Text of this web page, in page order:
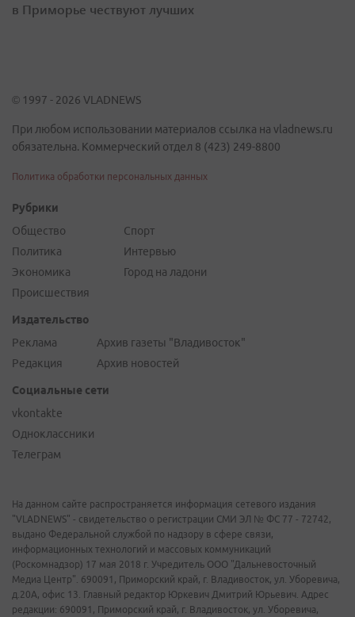
в Приморье чествуют лучших
© 1997 - 2026 VLADNEWS
При любом использовании материалов ссылка на vladnews.ru
обязательна. Коммерческий отдел 8 (423) 249-8800
Политика обработки персональных данных
Рубрики
Общество
Политика
Экономика
Происшествия
Спорт
Интервью
Город на ладони
Издательство
Реклама
Редакция
Архив газеты "Владивосток"
Архив новостей
Социальные сети
vkontakte
Одноклассники
Телеграм
На данном сайте распространяется информация сетевого издания
"VLADNEWS" - свидетельство о регистрации СМИ ЭЛ № ФС 77 - 72742,
выдано Федеральной службой по надзору в сфере связи,
информационных технологий и массовых коммуникаций
(Роскомнадзор) 17 мая 2018 г. Учредитель ООО "Дальневосточный
Медиа Центр". 690091, Приморский край, г. Владивосток, ул. Уборевича,
д.20А, офис 13. Главный редактор Юркевич Дмитрий Юрьевич. Адрес
редакции: 690091, Приморский край, г. Владивосток, ул. Уборевича,